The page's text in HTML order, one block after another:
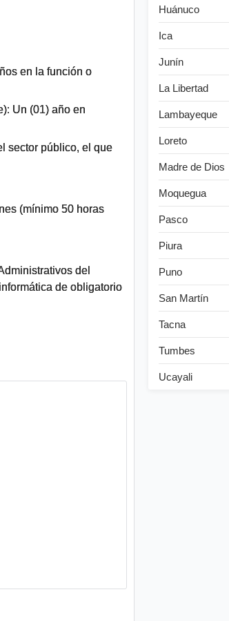
en la función o
Un (01) año en
sector público, el que
(mínimo 50 horas
del
de obligatorio
Huánuco
Ica
Junín
La Libertad
Lambayeque
Loreto
Madre de Dios
Moquegua
Pasco
Piura
Puno
San Martín
Tacna
Tumbes
Ucayali